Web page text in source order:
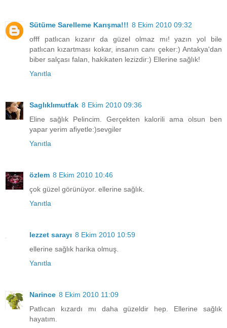
Sütüme Sarelleme Karışma!!! 8 Ekim 2010 09:32
offf patlıcan kızarır da güzel olmaz mı! yazın yol bile
patlıcan kızartması kokar, insanın canı çeker:) Antakya'dan
biber salçası falan, hakikaten lezizdir:) Ellerine sağlık!
Yanıtla
Saglıklımutfak 8 Ekim 2010 09:36
Eline sağlık Pelincim. Gerçekten kalorili ama olsun ben
yapar yerim afiyetle:)sevgiler
Yanıtla
özlem 8 Ekim 2010 10:46
çok güzel görünüyor. ellerine sağlık.
Yanıtla
lezzet sarayı 8 Ekim 2010 10:59
ellerine sağlık harika olmuş.
Yanıtla
Narince 8 Ekim 2010 11:09
Patlıcan kızardı mı daha güzeldir hep. Ellerine sağlık
hayatım.